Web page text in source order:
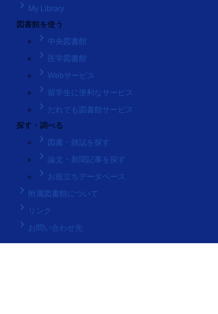
keyboard_arrow_right
My Library
図書館を使う
keyboard_arrow_right 中央図書館
keyboard_arrow_right 医学図書館
keyboard_arrow_right Webサービス
keyboard_arrow_right 留学生に便利なサービス
keyboard_arrow_right だれでも図書館サービス
探す・調べる
keyboard_arrow_right 図書・雑誌を探す
keyboard_arrow_right 論文・新聞記事を探す
keyboard_arrow_right お役立ちデータベース
keyboard_arrow_right 附属図書館について
keyboard_arrow_right リンク
keyboard_arrow_right お問い合わせ先